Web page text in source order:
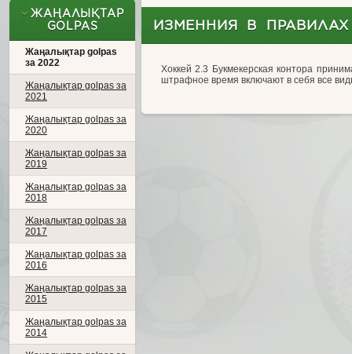
ЖАҢАЛЫҚТАР
GOLPAS
Жаңалықтар golpas
за 2022
Жаңалықтар golpas за
2021
Жаңалықтар golpas за
2020
Жаңалықтар golpas за
2019
Жаңалықтар golpas за
2018
Жаңалықтар golpas за
2017
Жаңалықтар golpas за
2016
Жаңалықтар golpas за
2015
Жаңалықтар golpas за
2014
ИЗМЕННИЯ В ПРАВИЛАХ
Хоккей 2.3 Букмекерская контора
штрафное время включают в себя все